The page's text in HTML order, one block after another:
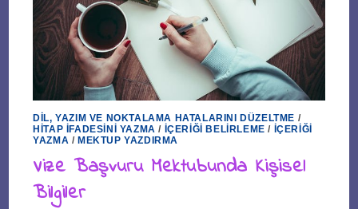
DIL, YAZIM VE NOKTALAMA HATALARINI DÜZELTME /
HITAP İFADESINI YAZMA / İÇERIĞI BELIRLEME / İÇERIĞI
YAZMA / MEKTUP YAZDIRMA
Vize Başvuru Mektubunda Kişisel
Bilgiler